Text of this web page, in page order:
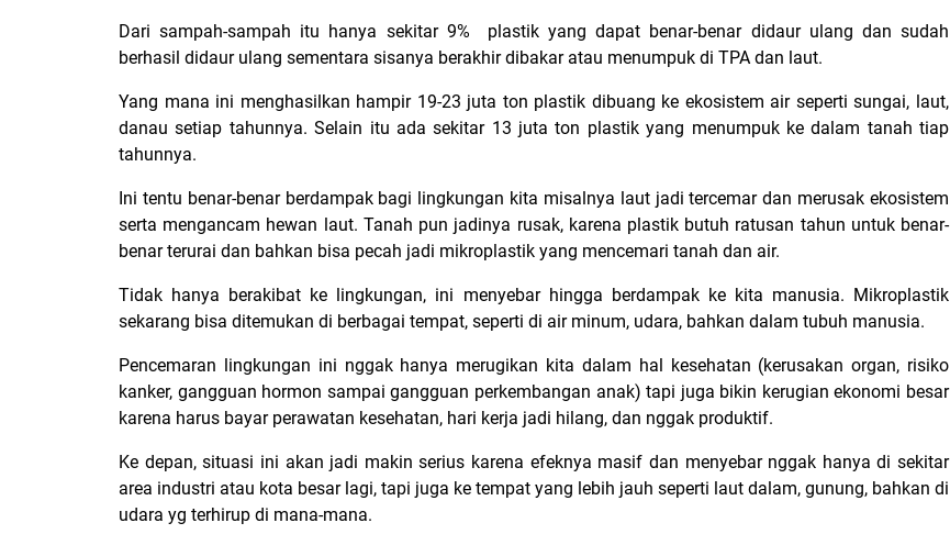
Dari sampah-sampah itu hanya sekitar 9% plastik yang dapat benar-benar didaur ulang dan sudah
berhasil didaur ulang sementara sisanya berakhir dibakar atau menumpuk di TPA dan laut.
Yang mana ini menghasilkan hampir 19-23 juta ton plastik dibuang ke ekosistem air seperti sungai, laut,
danau setiap tahunnya. Selain itu ada sekitar 13 juta ton plastik yang menumpuk ke dalam tanah tiap
tahunnya.
Ini tentu benar-benar berdampak bagi lingkungan kita misalnya laut jadi tercemar dan merusak ekosistem
serta mengancam hewan laut. Tanah pun jadinya rusak, karena plastik butuh ratusan tahun untuk benar-
benar terurai dan bahkan bisa pecah jadi mikroplastik yang mencemari tanah dan air.
Tidak hanya berakibat ke lingkungan, ini menyebar hingga berdampak ke kita manusia. Mikroplastik
sekarang bisa ditemukan di berbagai tempat, seperti di air minum, udara, bahkan dalam tubuh manusia.
Pencemaran lingkungan ini nggak hanya merugikan kita dalam hal kesehatan (kerusakan organ, risiko
kanker, gangguan hormon sampai gangguan perkembangan anak) tapi juga bikin kerugian ekonomi besar
karena harus bayar perawatan kesehatan, hari kerja jadi hilang, dan nggak produktif.
Ke depan, situasi ini akan jadi makin serius karena efeknya masif dan menyebar nggak hanya di sekitar
area industri atau kota besar lagi, tapi juga ke tempat yang lebih jauh seperti laut dalam, gunung, bahkan di
udara yg terhirup di mana-mana.